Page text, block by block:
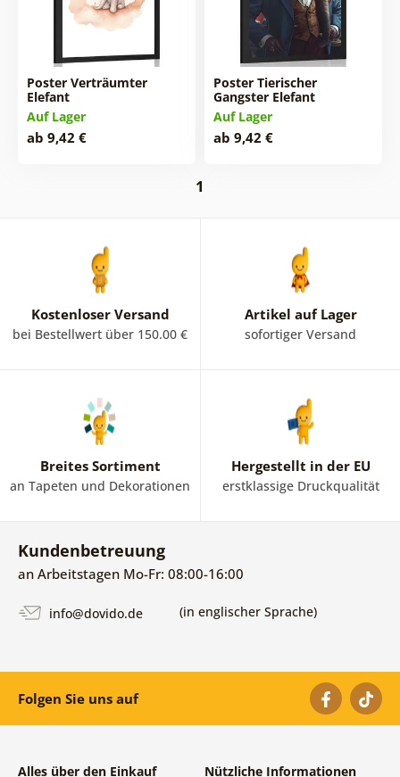
Poster Verträumter
Elefant
Auf Lager
ab 9,42 €
Poster Tierischer
Gangster Elefant
Auf Lager
ab 9,42 €
1
Kostenloser Versand
bei Bestellwert über 150.00 €
Artikel auf Lager
sofortiger Versand
Breites Sortiment
an Tapeten und Dekorationen
Hergestellt in der EU
erstklassige Druckqualität
Kundenbetreuung
an Arbeitstagen Mo-Fr: 08:00-16:00
info@dovido.de (in englischer Sprache)
Folgen Sie uns auf
Alles über den Einkauf Nützliche Informationen